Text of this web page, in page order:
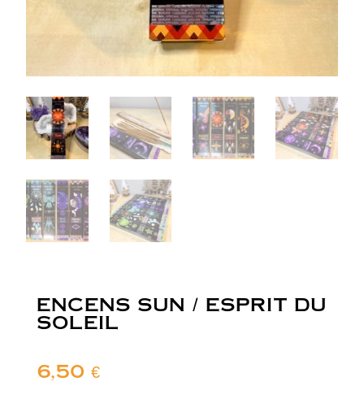
ENCENS SUN / ESPRIT DU
SOLEIL
6,50 €